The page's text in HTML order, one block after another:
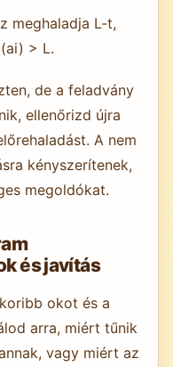
meghaladja L-t,
> L.
de a feladvány
ellenőrizd újra
A nem
kényszerítenek,
megoldókat.
és javítás
okot és a
arra, miért tűnik
vagy miért az